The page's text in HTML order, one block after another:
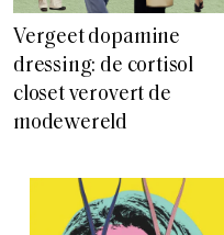
Vergeet dopamine
dressing: de cortisol
closet verovert de
modewereld